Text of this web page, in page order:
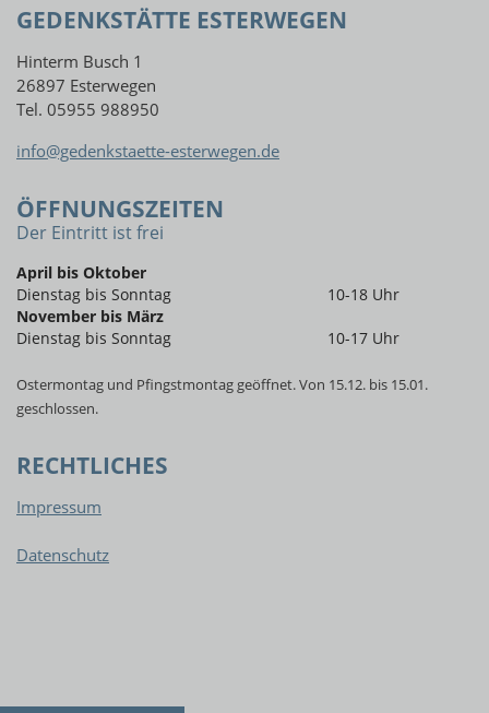
GEDENKSTÄTTE ESTERWEGEN
Hinterm Busch 1
26897 Esterwegen
Tel. 05955 988950
info@gedenkstaette-esterwegen.de
ÖFFNUNGSZEITEN
Der Eintritt ist frei
April bis Oktober
Dienstag bis Sonntag
10-18 Uhr
November bis März
Dienstag bis Sonntag
10-17 Uhr
Ostermontag und Pfingstmontag geöffnet. Von 15.12. bis 15.01.
geschlossen.
RECHTLICHES
Impressum
Datenschutz